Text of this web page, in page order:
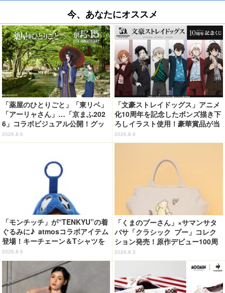
今、あなたにオススメ
「薬屋のひとりごと」「東リベ」
「アーリャさん」…「京まふ202
6」コラボビジュアル公開！グッ
ズなどの最新情報も
2026.8.6
「文豪ストレイドッグス」アニメ
化10周年を記念したボンズ描き下
ろしイラスト使用！豪華賞品が当
たるオンラインくじ発売
2026.8.9
「モンチッチ」が“TENKYU”の着
ぐるみに♪ atmosコラボアイテム
登場！キーチェーン＆Tシャツを
展開
2026.8.6
「くまのプーさん」×サマンサタ
バサ「クラシック プー」コレク
ション発売！原作デビュー100周
年記念でハンドバッグや財布など
全6種が登場
2026.8.3